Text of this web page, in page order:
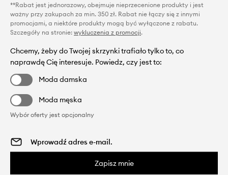
**Rabat jest jednorazowy, obejmuje nieprzecenione produkty i jest
ważny przy zakupach za min. 350 zł. Rabat nie łączy się z innymi
promocjami, a niektóre produkty mogą być wyłączone z rabatu.
Szczegóły na stronie: wykluczenia z promocji.
Chcemy, żeby do Twojej skrzynki trafiało tylko to, co
naprawdę Cię interesuje. Powiedz, czy jest to:
Moda damska
Moda męska
Wybór oferty jest opcjonalny
Zapisz mnie